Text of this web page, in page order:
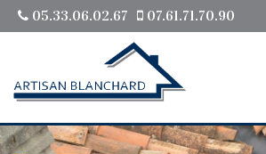
05.33.06.02.67 07.61.71.70.90